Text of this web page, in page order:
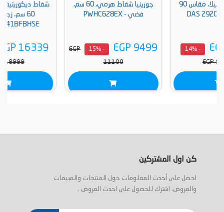
جورينيا شفاط هرمي، 60 سم،
EGP 9499
- 15%
EGP
شفاط ديكوريتيف بلت ان بيكو،
60 سم، زجاج أسود -
BHCA66641BFBHSE
EGP 16339
- 15%
كن اول المشتركين
احصل على أحدث المعلومات حول المنتجات والمبيعات
والعروض. اشترك للحصول على احدث العروض .